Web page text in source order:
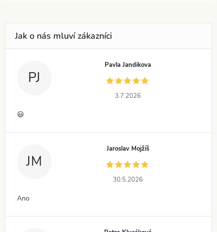
PJ
Pavla Jandikova
3.7.2026
😃
JM
Jaroslav Mojžíš
30.5.2026
Ano